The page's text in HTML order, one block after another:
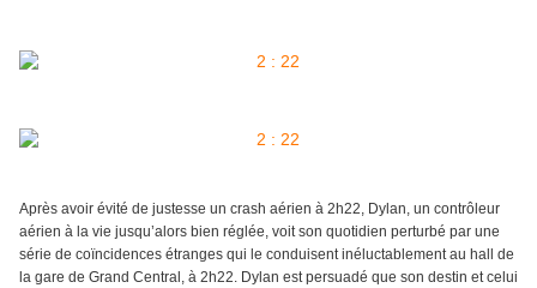
Après avoir évité de justesse un crash aérien à 2h22, Dylan, un contrôleur
aérien à la vie jusqu’alors bien réglée, voit son quotidien perturbé par une
série de coïncidences étranges qui le conduisent inéluctablement au hall de
la gare de Grand Central, à 2h22. Dylan est persuadé que son destin et celui